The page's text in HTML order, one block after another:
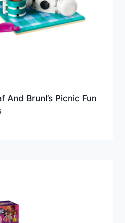
And Brunl’s Picnic Fun